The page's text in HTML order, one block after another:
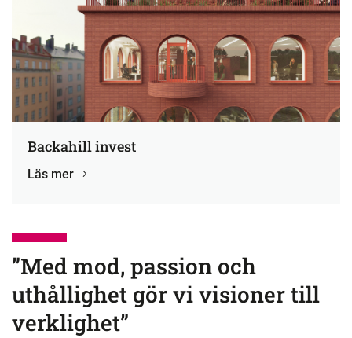
Backahill invest
Läs mer
”Med mod, passion och
uthållighet gör vi visioner till
verklighet”